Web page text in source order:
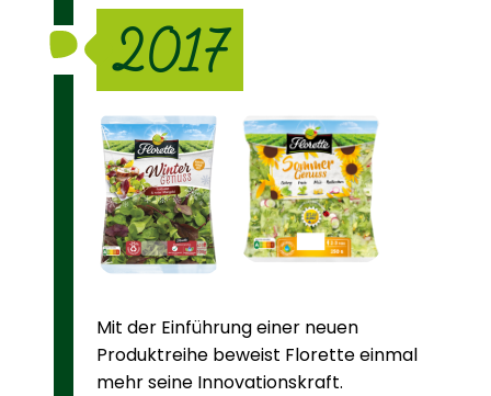
2017
Mit der Einführung einer neuen
Produktreihe beweist Florette einmal
mehr seine Innovationskraft.